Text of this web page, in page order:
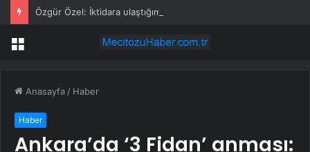
Menü
Anasayfa / Haber
Haber
Ankara’da ‘3 Fidan’ anması: